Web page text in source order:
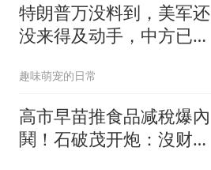
特朗普万没料到，美军还
没来得及动手，中方已经
趣味萌宠的日常
高市早苗推食品减稅爆內
鬨！石破茂开炮：沒财源